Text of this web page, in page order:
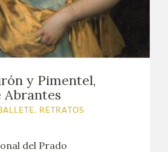
y Pimentel,
Abrantes
RETRATOS
del Prado